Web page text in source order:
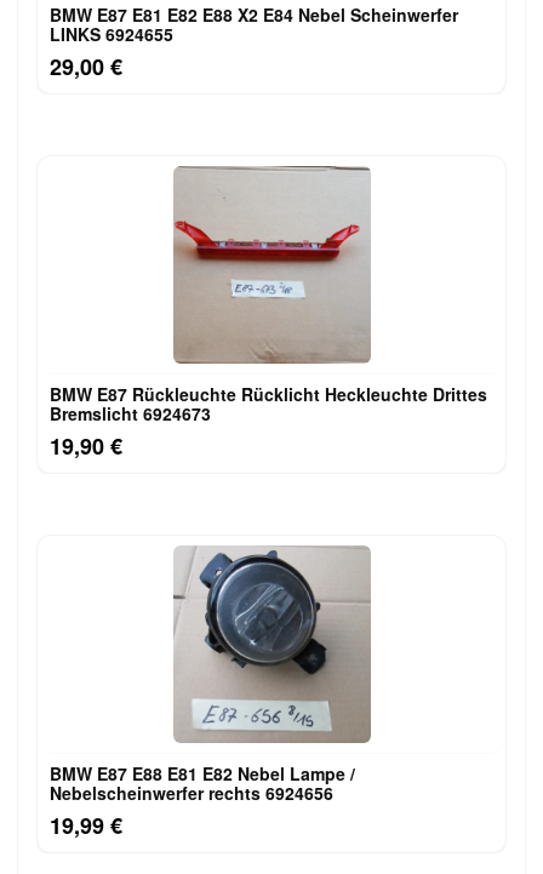
BMW E87 E81 E82 E88 X2 E84 Nebel Scheinwerfer
LINKS 6924655
29,00 €
BMW E87 Rückleuchte Rücklicht Heckleuchte Drittes
Bremslicht 6924673
19,90 €
BMW E87 E88 E81 E82 Nebel Lampe /
Nebelscheinwerfer rechts 6924656
19,99 €